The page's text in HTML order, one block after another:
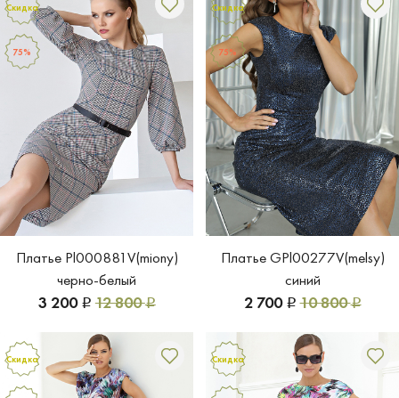
Платье Pl000881V(miony)
черно-белый
3 200 Р 12 800Р
Скидка
75%
Платье GPl00277V(melsy)
синий
2 700 Р 10 800Р
Скидка
75%
Скидка Скидка